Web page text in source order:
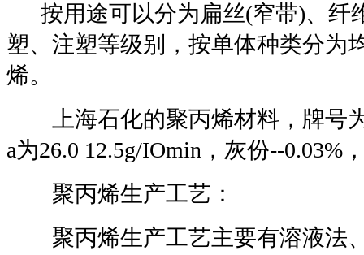
按用途可以分为扁丝(窄带)、纤
塑、注塑等级别，按单体种类分为
烯。
上海石化的聚丙烯材料，牌号
a为26.0 12.5g/IOmin，灰份--0.03%
聚丙烯生产工艺：
聚丙烯生产工艺主要有溶液法